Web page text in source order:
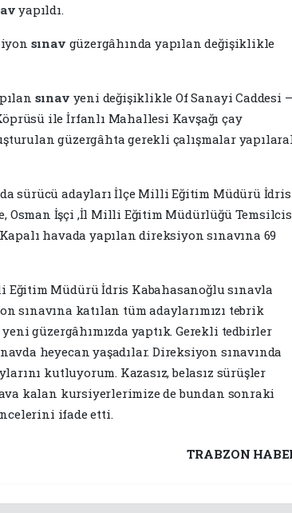
yapıldı.
sınav güzergâhında yapılan değişiklikle
sınav yeni değişiklikle Of Sanayi Caddesi –
ile İrfanlı Mahallesi Kavşağı çay
güzergâhta gerekli çalışmalar
sürücü adayları İlçe Milli Eğitim Müdürü İdris
Osman İşçi ,İl Milli Eğitim Müdürlüğü
havada yapılan direksiyon sınavına 69
Eğitim Müdürü İdris Kabahasanoğlu sınavla
sınavına katılan tüm adaylarımızı tebrik
güzergâhımızda yaptık. Gerekli tedbirler
heyecan yaşadılar. Direksiyon sınavında
kutluyorum. Kazasız, belasız sürüşler
kalan kursiyerlerimize de bundan sonraki
ifade etti.
TRABZON